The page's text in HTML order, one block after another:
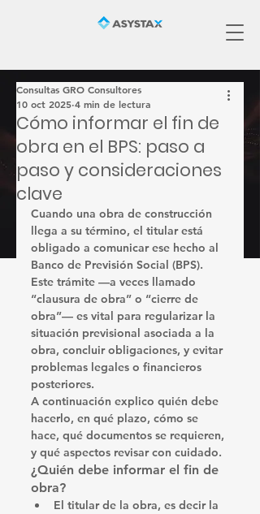
Cómo informar el fin de
obra en el BPS: paso a
paso y consideraciones
clave
Consultas GRO Consultores
10 oct 2025 4 min de lectura
Cuando una obra de construcción
llega a su término, el titular está
obligado a comunicar ese hecho al
Banco de Previsión Social (BPS).
Este trámite —a veces llamado
“clausura de obra” o “cierre de
obra”— es vital para regularizar la
situación previsional asociada a la
obra, concluir obligaciones, y evitar
problemas legales o financieros
posteriores.
A continuación explico quién debe
hacerlo, en qué plazo, cómo se
hace, qué documentos se requieren,
y qué aspectos revisar con cuidado.
¿Quién debe informar el fin de
obra?
El titular de la obra, es decir la